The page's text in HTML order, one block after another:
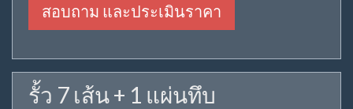
สอบถาม และประเมินราคา
รั้ว 7 เส้น + 1 แผ่นทึบ